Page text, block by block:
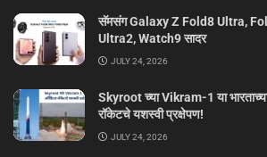
सॅमसंग Galaxy Z Fold8 Ultra,
Ultra2, Watch9 सादर
JULY 24, 2026
Skyroot च्या Vikram-1 या
रॉकेटचे यशस्वी प्रक्षेपण!
JULY 24, 2026